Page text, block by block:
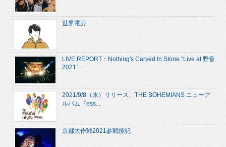
世界電力
LIVE REPORT：Nothing's Carved In Stone “Live at 野音
2021”...
2021/9/8（水）リリース、THE BOHEMIANS ニューア
ルバム『ess...
京都大作戦2021参戦後記